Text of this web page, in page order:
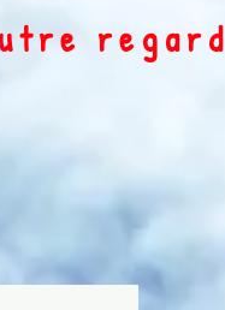
regard